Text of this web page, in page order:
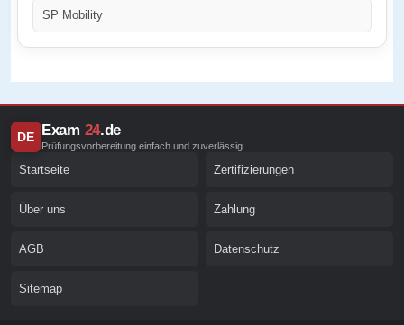
SP Mobility
DE Exam 24.de
Prüfungsvorbereitung einfach und zuverlässig
Startseite Zertifizierungen
Über uns Zahlung
AGB Datenschutz
Sitemap